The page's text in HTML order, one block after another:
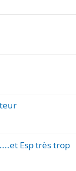
Esp très trop